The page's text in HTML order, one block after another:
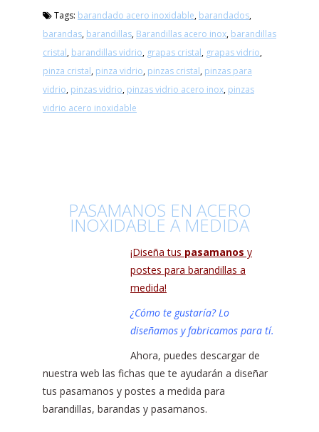
Tags: barandado acero inoxidable, barandados,
barandas, barandillas, Barandillas acero inox, barandillas
cristal, barandillas vidrio, grapas cristal, grapas vidrio,
pinza cristal, pinza vidrio, pinzas cristal, pinzas para
vidrio, pinzas vidrio, pinzas vidrio acero inox, pinzas
vidrio acero inoxidable
PASAMANOS EN ACERO
INOXIDABLE A MEDIDA
¡Diseña tus pasamanos y
postes para barandillas a
medida!
¿Cómo te gustaría? Lo
diseñamos y fabricamos para tí.
Ahora, puedes descargar de
nuestra web las fichas que te ayudarán a diseñar
tus pasamanos y postes a medida para
barandillas, barandas y pasamanos.